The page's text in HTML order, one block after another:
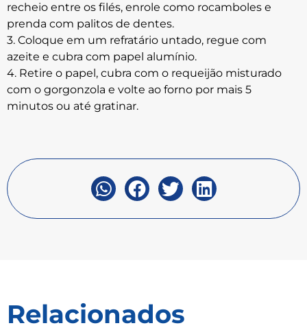
recheio entre os filés, enrole como rocamboles e
prenda com palitos de dentes.
3. Coloque em um refratário untado, regue com
azeite e cubra com papel alumínio.
4. Retire o papel, cubra com o requeijão misturado
com o gorgonzola e volte ao forno por mais 5
minutos ou até gratinar.
Relacionados